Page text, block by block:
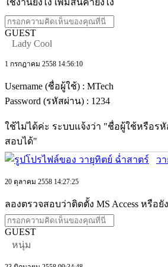
GUEST
Lady Cool
1 กรกฎาคม 2558 14:56:10
Username (ชื่อผู้ใช้) : MTech
Password (รหัสผ่าน) : 1234
ใช้ไม่ได้ค่ะ ระบบแจ้งว่า "ชื่อผู้ใช้หรือร
สอบได้"
ว
20 ตุลาคม 2558 14:27:25
ลองตรวจสอบว่าติดตั้ง MS Access หรือยั
GUEST
หนุ่ม